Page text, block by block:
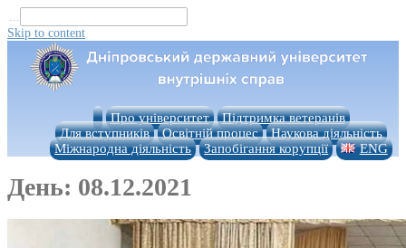
...
Skip to content
Про університет
Підтримка ветеранів
Для вступників
Освітній процес
Наукова діяльність
Міжнародна діяльність
Запобігання корупції ENG
День: 08.12.2021